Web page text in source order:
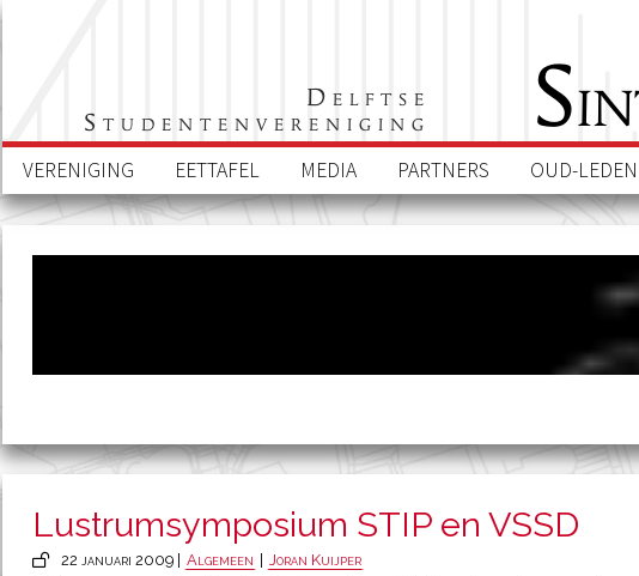
Delftse
Studentenvereniging
S
VERENIGING EETTAFEL MEDIA PARTNERS OUD-LEDEN
Lustrumsymposium STIP en VSSD
22 januari 2009 | Algemeen Joran Kuijper